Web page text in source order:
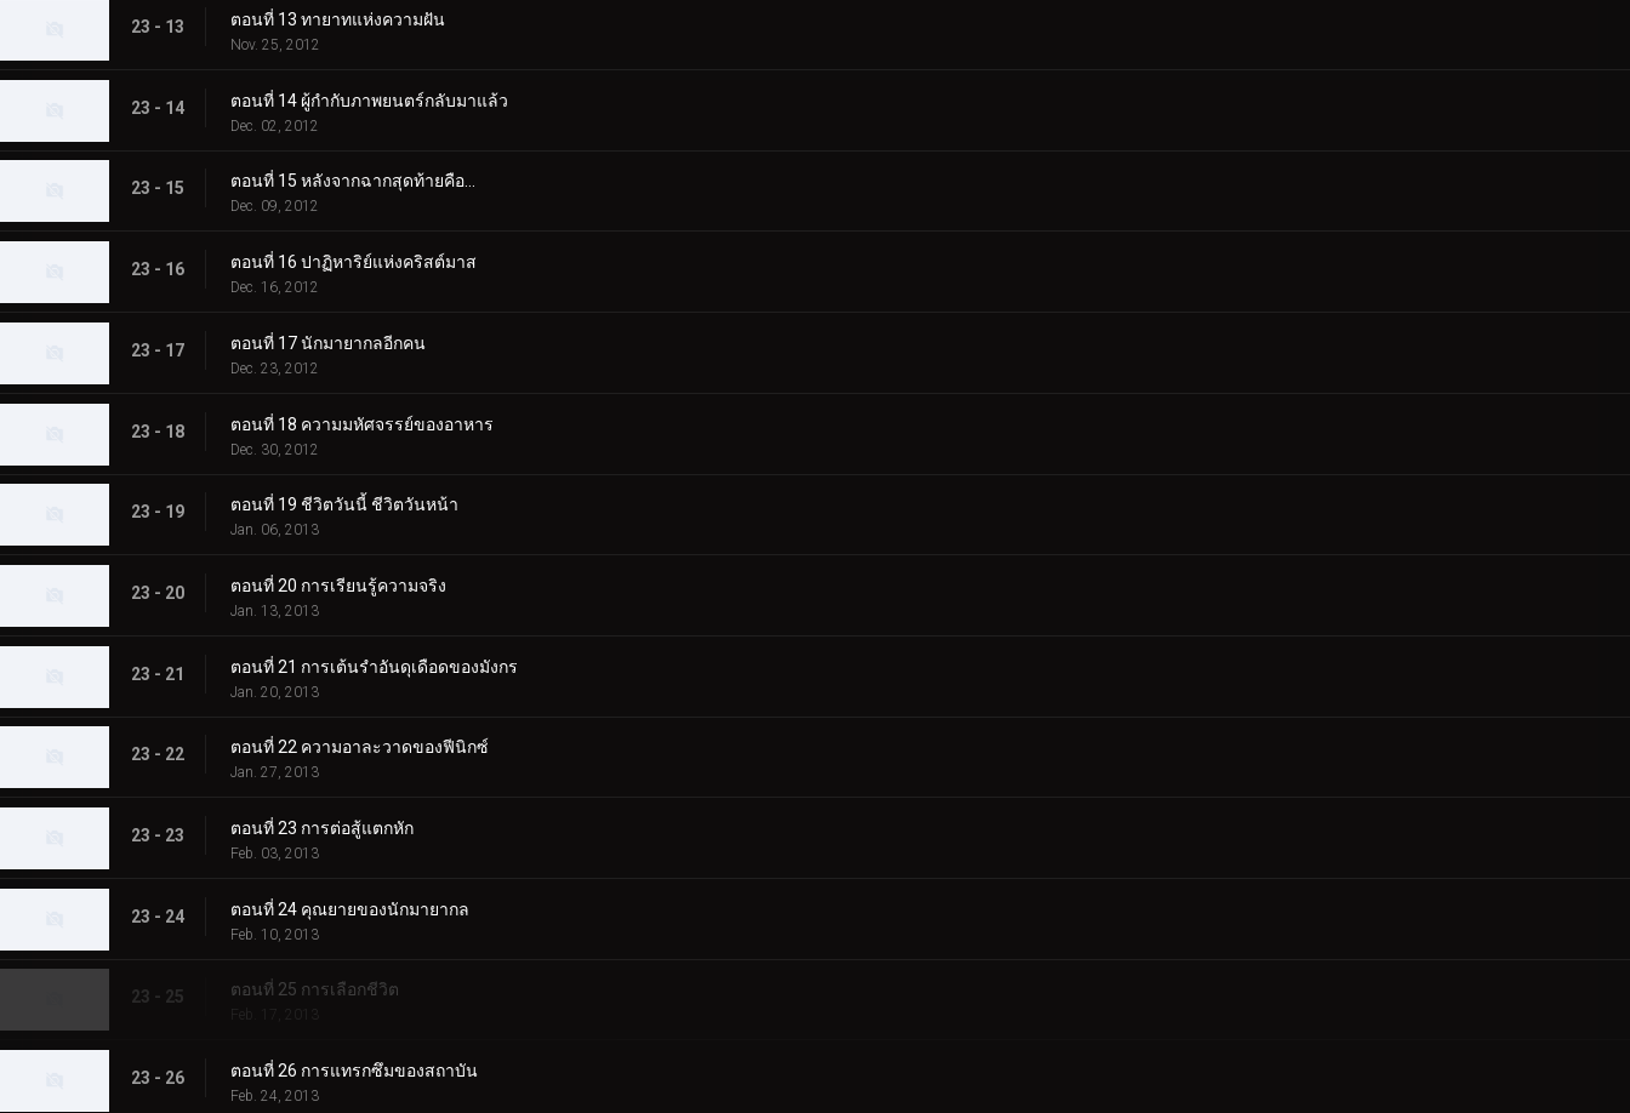
23 - 13 ตอนที่ 13 ทายาทแห่งความฝัน
Nov. 25, 2012
23 - 14 ตอนที่ 14 ผู้กำกับภาพยนตร์กลับมาแล้ว
Dec. 02, 2012
23 - 15 ตอนที่ 15 หลังจากฉากสุดท้ายคือ...
Dec. 09, 2012
23 - 16 ตอนที่ 16 ปาฏิหาริย์แห่งคริสต์มาส
Dec. 16, 2012
23 - 17 ตอนที่ 17 นักมายากลอีกคน
Dec. 23, 2012
23 - 18 ตอนที่ 18 ความมหัศจรรย์ของอาหาร
Dec. 30, 2012
23 - 19 ตอนที่ 19 ชีวิตวันนี้ ชีวิตวันหน้า
Jan. 06, 2013
23 - 20 ตอนที่ 20 การเรียนรู้ความจริง
Jan. 13, 2013
23 - 21 ตอนที่ 21 การเต้นรำอันดุเดือดของมังกร
Jan. 20, 2013
23 - 22 ตอนที่ 22 ความอาละวาดของฟีนิกซ์
Jan. 27, 2013
23 - 23 ตอนที่ 23 การต่อสู้แตกหัก
Feb. 03, 2013
23 - 24 ตอนที่ 24 คุณยายของนักมายากล
Feb. 10, 2013
23 - 25 ตอนที่ 25 การเลือกชีวิต
Feb. 17, 2013
23 - 26 ตอนที่ 26 การแทรกซึมของสถาบัน
Feb. 24, 2013